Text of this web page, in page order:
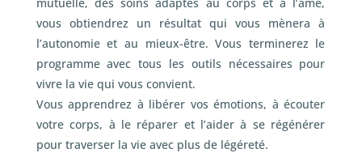
vous obtiendrez un résultat qui vous mènera à
l’autonomie et au mieux-être. Vous terminerez le
programme avec tous les outils nécessaires pour
vivre la vie qui vous convient.
Vous apprendrez à libérer vos émotions, à écouter
votre corps, à le réparer et l’aider à se régénérer
pour traverser la vie avec plus de légéreté.